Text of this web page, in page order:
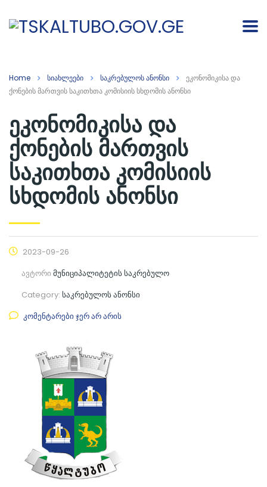
Home სიახლეები საკრებულოს ანონსი
ეკონომიკისა და
ქონების მართვის საკითხთა კომისიის სხდომის ანონსი
ეკონომიკისა და
ქონების მართვის
საკითხთა კომისიის
სხდომის ანონსი
2023-09-26
ავტორი მუნიციპალიტეტის საკრებულო
Category: საკრებულოს ანონსი
კომენტარები ჯერ არ არის